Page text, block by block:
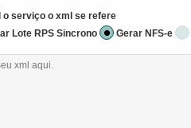
o serviço o xml se refere
Lote RPS Sincrono
Gerar NFS-e